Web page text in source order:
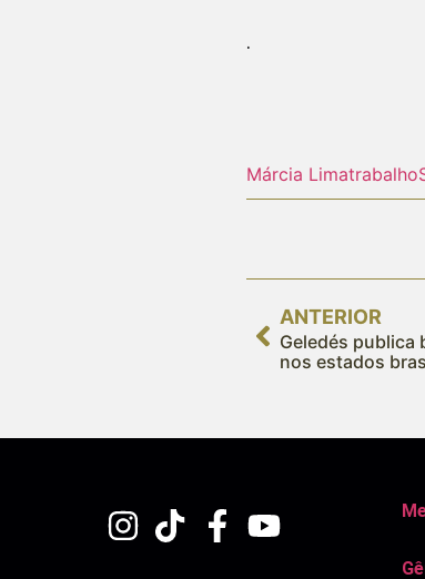
.
Márcia Limatrabalho
ANTERIOR
Geledés publica
nos estados